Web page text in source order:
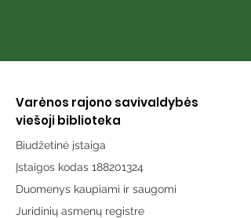
Varėnos rajono savivaldybės
viešoji biblioteka
Biudžetinė įstaiga
Įstaigos kodas 188201324
Duomenys kaupiami ir saugomi
Juridinių asmenų registre